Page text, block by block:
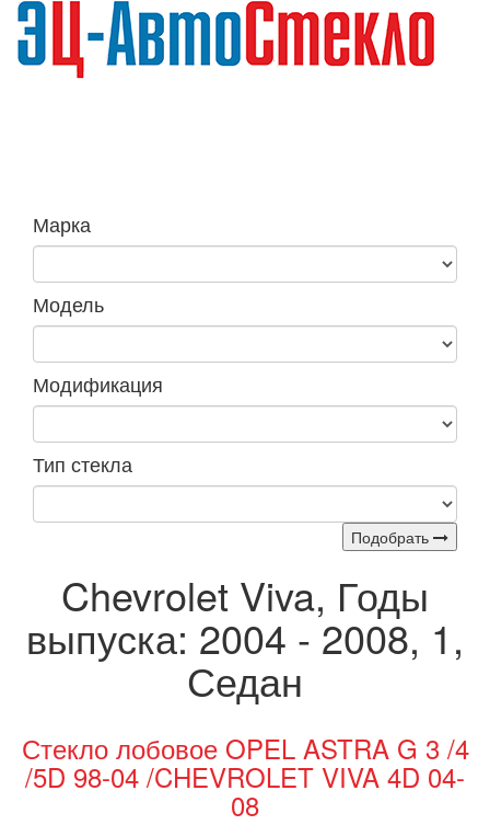
Марка
Модель
Модификация
Тип стекла
Подобрать
Chevrolet Viva, Годы
выпуска: 2004 - 2008, 1,
Седан
Стекло лобовое OPEL ASTRA G 3 /4
/5D 98-04 /CHEVROLET VIVA 4D 04-
08